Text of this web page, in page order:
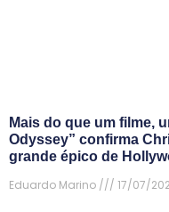
Mais do que um filme,
Odyssey” confirma
grande épico de
Eduardo Marino
17/07/